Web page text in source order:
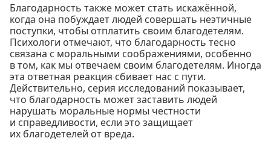
Благодарность также может стать искажённой,
когда она побуждает людей совершать неэтичные
поступки, чтобы отплатить своим благодетелям.
Психологи отмечают, что благодарность тесно
связана с моральными соображениями, особенно
в том, как мы отвечаем своим благодетелям. Иногда
эта ответная реакция сбивает нас с пути.
Действительно, серия исследований показывает,
что благодарность может заставить людей
нарушать моральные нормы честности
и справедливости, если это защищает
их благодетелей от вреда.